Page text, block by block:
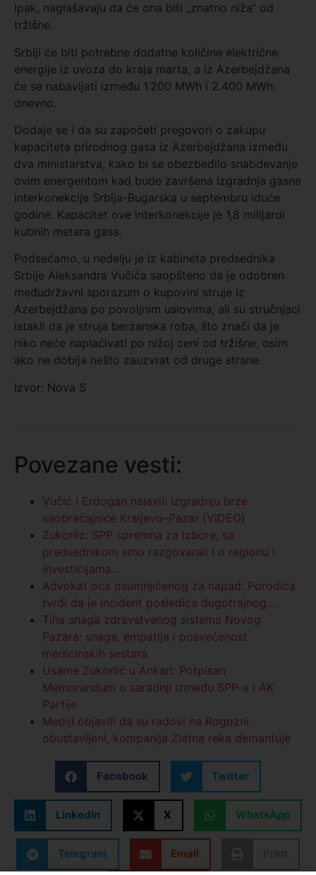
Ipak, naglašavaju da će ona biti „znatno niža“ od
tržišne.
Srbiji će biti potrebne dodatne količine električne
energije iz uvoza do kraja marta, a iz Azerbejdžana
će se nabavljati između 1.200 MWh i 2.400 MWh
dnevno.
Dodaje se i da su započeti pregovori o zakupu
kapaciteta prirodnog gasa iz Azerbejdžana između
dva ministarstva, kako bi se obezbedilo snabdevanje
ovim energentom kad bude završena izgradnja gasne
interkonekcije Srbija-Bugarska u septembru iduće
godine. Kapacitet ove interkonekcije je 1,8 milijardi
kubnih metara gasa.
Podsećamo, u nedelju je iz kabineta predsednika
Srbije Aleksandra Vučića saopšteno da je odobren
međudržavni sporazum o kupovini struje iz
Azerbejdžana po povoljnim uslovima, ali su stručnjaci
istakli da je struja berzanska roba, što znači da je
niko neće naplaćivati po nižoj ceni od tržišne, osim
ako ne dobija nešto zauzvrat od druge strane.
Izvor: Nova S
Povezane vesti:
Vučić i Erdogan najavili izgradnju brze
saobraćajnice Kraljevo–Pazar (VIDEO)
Zukorlić: SPP spremna za izbore, sa
predsednikom smo razgovarali i o regionu i
investicijama…
Advokat oca osumnjičenog za napad: Porodica
tvrdi da je incident posledica dugotrajnog…
Tiha snaga zdravstvenog sistema Novog
Pazara: snaga, empatija i posvećenost
medicinskih sestara
Usame Zukorlić u Ankari: Potpisan
Memorandum o saradnji između SPP-a i AK
Partije
Mediji objavili da su radovi na Rogozni
obustavljeni, kompanija Zlatna reka demantuje
Facebook Twitter
LinkedIn X WhatsApp
Telegram Email